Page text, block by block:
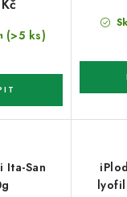
(>5 ks)
Ita-San